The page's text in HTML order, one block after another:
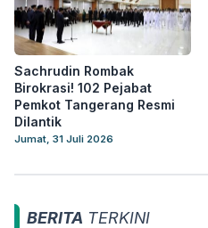
Sachrudin Rombak
Birokrasi! 102 Pejabat
Pemkot Tangerang Resmi
Dilantik
Jumat, 31 Juli 2026
BERITA TERKINI